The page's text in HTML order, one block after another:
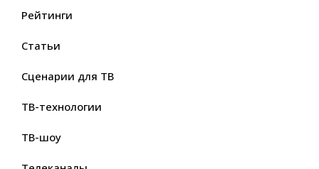
Рейтинги
Статьи
Сценарии для ТВ
ТВ-технологии
ТВ-шоу